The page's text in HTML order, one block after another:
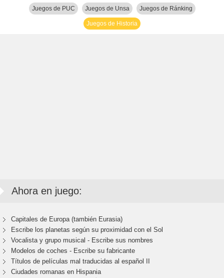
Juegos de PUC Juegos de Unsa Juegos de Ránking
Juegos de Historia
Ahora en juego:
Capitales de Europa (también Eurasia)
Escribe los planetas según su proximidad con el Sol
Vocalista y grupo musical - Escribe sus nombres
Modelos de coches - Escribe su fabricante
Títulos de películas mal traducidas al español II
Ciudades romanas en Hispania